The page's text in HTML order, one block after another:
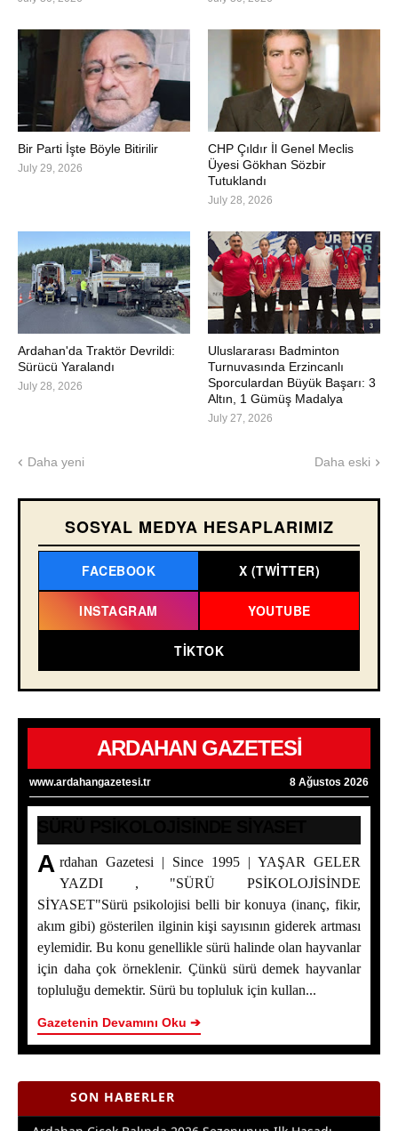
Bir Parti İşte Böyle Bitirilir
July 29, 2026
CHP Çıldır İl Genel Meclis
Üyesi Gökhan Sözbir
Tutuklandı
July 28, 2026
Ardahan'da Traktör Devrildi:
Sürücü Yaralandı
July 28, 2026
Uluslararası Badminton
Turnuvasında Erzincanlı
Sporculardan Büyük Başarı: 3
Altın, 1 Gümüş Madalya
July 27, 2026
Daha yeni Daha eski
SOSYAL MEDYA HESAPLARIMIZ
FACEBOOK X (TWITTER)
INSTAGRAM YOUTUBE
TIKTOK
ARDAHAN GAZETESİ
www.ardahangazetesi.tr 8 Ağustos 2026
A rdahan Gazetesi | Since 1995 | YAŞAR GELER
YAZDI , "SÜRÜ PSİKOLOJİSİNDE
SİYASET"Sürü psikolojisi belli bir konuya (inanç, fikir,
akım gibi) gösterilen ilginin kişi sayısının giderek artması
eylemidir. Bu konu genellikle sürü halinde olan hayvanlar
için daha çok örneklenir. Çünkü sürü demek hayvanlar
topluluğu demektir. Sürü bu topluluk için kullan...
Gazetenin Devamını Oku ➔
SON HABERLER
SÜRÜ PSİKOLOJİSİNDE SİYASET
Bakan Yumaklı Kars’ta Temaslarda Bulundu: Ardahan
Program Dışında Kaldı
ERZİNCAN İL ÖZEL İDARESİ SPOR KULÜBÜ AIR
BADMINTON’DA TÜRKİYE ŞAMPİYONU OLDU
Ardahan Çiçek Balında 2026 Sezonunun İlk Hasadı
Başladı